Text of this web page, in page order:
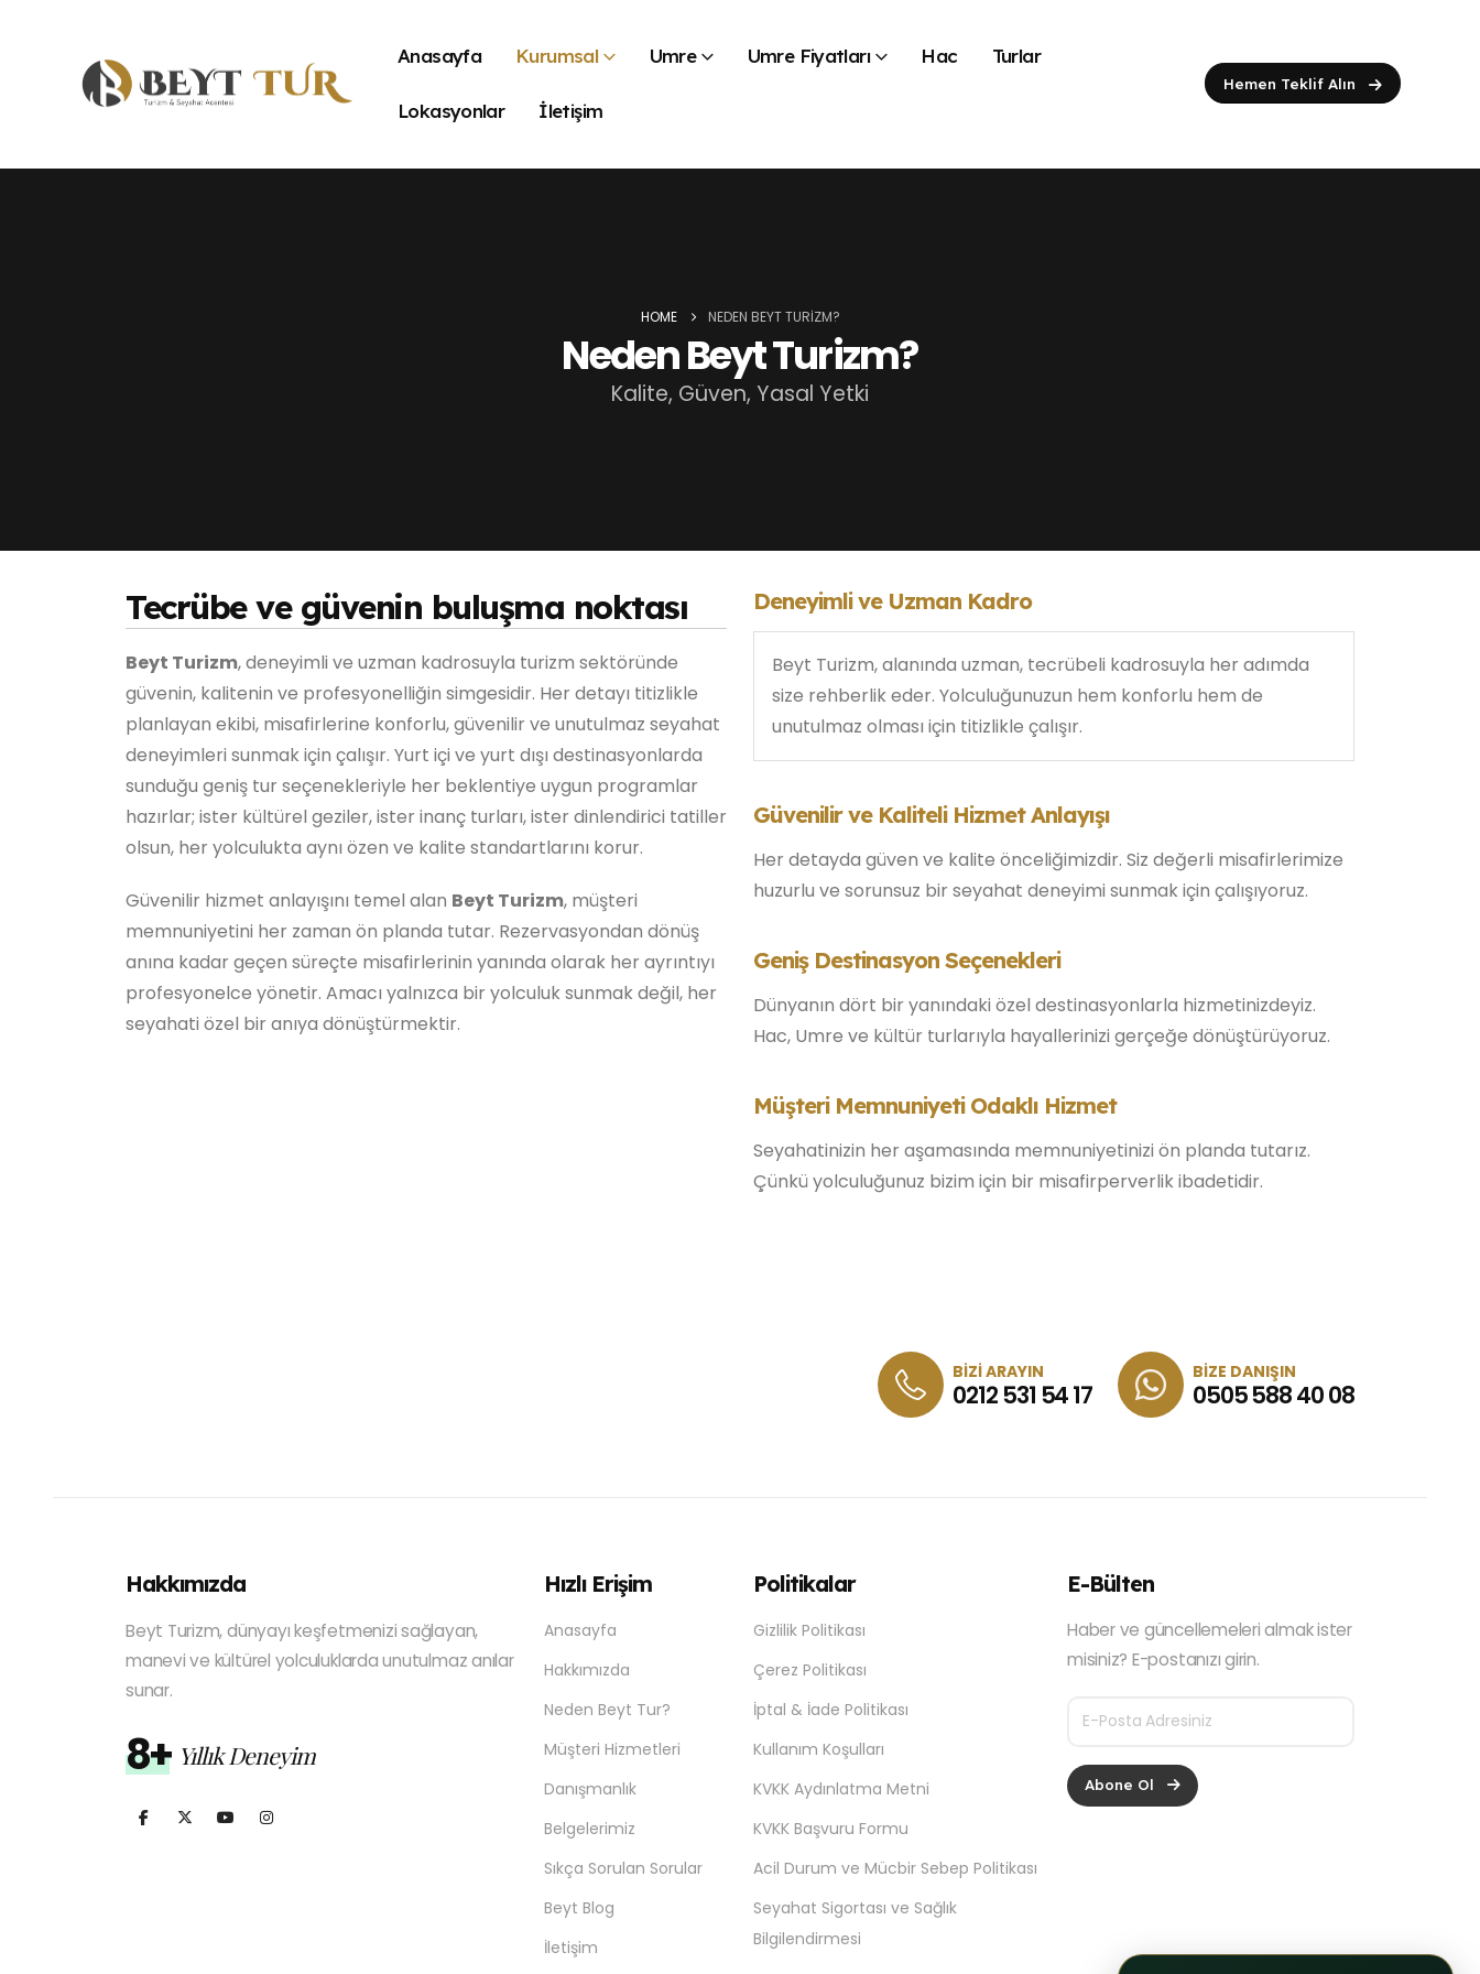
Anasayfa Kurumsal Umre Umre Fiyatları Hac Turlar
Lokasyonlar İletişim
Hemen Teklif Alın
HOME NEDEN BEYT TURIZM?
Neden Beyt Turizm?
Kalite, Güven, Yasal Yetki
Tecrübe ve güvenin buluşma noktası
Beyt Turizm, deneyimli ve uzman kadrosuyla turizm sektöründe
güvenin, kalitenin ve profesyonelliğin simgesidir. Her detayı titizlikle
planlayan ekibi, misafirlerine konforlu, güvenilir ve unutulmaz seyahat
deneyimleri sunmak için çalışır. Yurt içi ve yurt dışı destinasyonlarda
sunduğu geniş tur seçenekleriyle her beklentiye uygun programlar
hazırlar; ister kültürel geziler, ister inanç turları, ister dinlendirici tatiller
olsun, her yolculukta aynı özen ve kalite standartlarını korur.
Güvenilir hizmet anlayışını temel alan Beyt Turizm, müşteri
memnuniyetini her zaman ön planda tutar. Rezervasyondan dönüş
anına kadar geçen süreçte misafirlerinin yanında olarak her ayrıntıyı
profesyonelce yönetir. Amacı yalnızca bir yolculuk sunmak değil, her
seyahati özel bir anıya dönüştürmektir.
Deneyimli ve Uzman Kadro
Beyt Turizm, alanında uzman, tecrübeli kadrosuyla her adımda
size rehberlik eder. Yolculuğunuzun hem konforlu hem de
unutulmaz olması için titizlikle çalışır.
Güvenilir ve Kaliteli Hizmet Anlayışı
Her detayda güven ve kalite önceliğimizdir. Siz değerli misafirlerimize
huzurlu ve sorunsuz bir seyahat deneyimi sunmak için çalışıyoruz.
Geniş Destinasyon Seçenekleri
Dünyanın dört bir yanındaki özel destinasyonlarla hizmetinizdeyiz.
Hac, Umre ve kültür turlarıyla hayallerinizi gerçeğe dönüştürüyoruz.
Müşteri Memnuniyeti Odaklı Hizmet
Seyahatinizin her aşamasında memnuniyetinizi ön planda tutarız.
Çünkü yolculuğunuz bizim için bir misafirperverlik ibadetidir.
BİZİ ARAYIN
0212 531 54 17
BIZE DANIŞIN
0505 588 40 08
Hakkımızda
Beyt Turizm, dünyayı keşfetmenizi sağlayan,
manevi ve kültürel yolculuklarda unutulmaz anılar
sunar.
8+ Yıllık Deneyim
Hızlı Erişim
Anasayfa
Hakkımızda
Neden Beyt Tur?
Müşteri Hizmetleri
Danışmanlık
Belgelerimiz
Sıkça Sorulan Sorular
Beyt Blog
İletişim
Politikalar
Gizlilik Politikası
Çerez Politikası
İptal & İade Politikası
Kullanım Koşulları
KVKK Aydınlatma Metni
KVKK Başvuru Formu
Acil Durum ve Mücbir Sebep Politikası
Seyahat Sigortası ve Sağlık
Bilgilendirmesi
E-Bülten
Haber ve güncellemeleri almak ister
misiniz? E-postanızı girin.
Abone Ol